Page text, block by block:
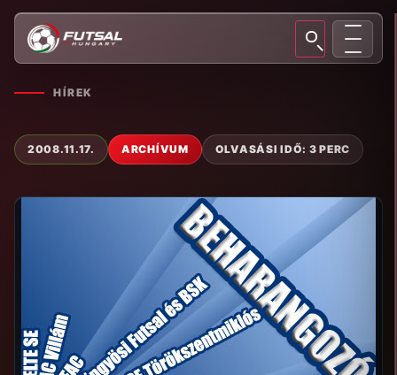
HÍREK
2008.11.17. ARCHÍVUM OLVASÁSI IDŐ: 3 PERC